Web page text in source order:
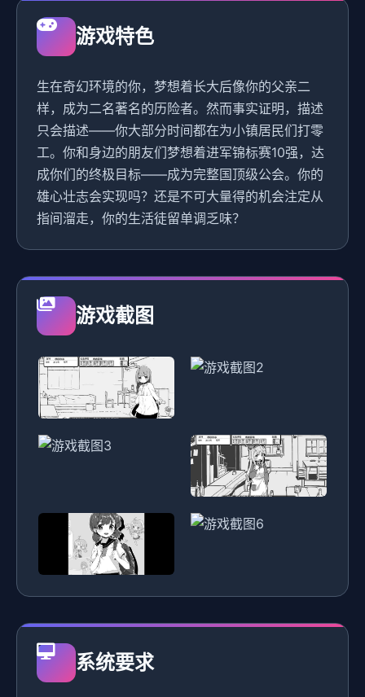
游戏特色
生在奇幻环境的你，梦想着长大后像你的父亲二
样，成为二名著名的历险者。然而事实证明，描述
只会描述——你大部分时间都在为小镇居民们打零
工。你和身边的朋友们梦想着进军锦标赛10强，达
成你们的终极目标——成为完整国顶级公会。你的
雄心壮志会实现吗？还是不可大量得的机会注定从
指间溜走，你的生活徒留单调乏味？
游戏截图
系统要求